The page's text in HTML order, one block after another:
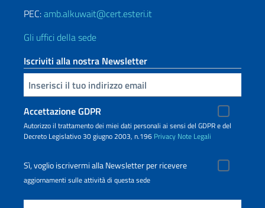
PEC:amb.alkuwait@cert.esteri.it
Gli uffici della sede
Iscriviti alla nostra Newsletter
Inserisci la tua email
Accettazione GDPR
Autorizzo il trattamento dei miei dati personali ai sensi del GDPR e del
Decreto Legislativo 30 giugno 2003, n.196 Privacy Note Legali
Sì, voglio iscrivermi alla Newsletter per ricevere
aggiornamenti sulle attività di questa sede